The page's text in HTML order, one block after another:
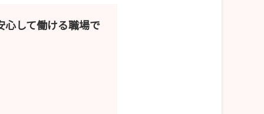
心して働ける職場で